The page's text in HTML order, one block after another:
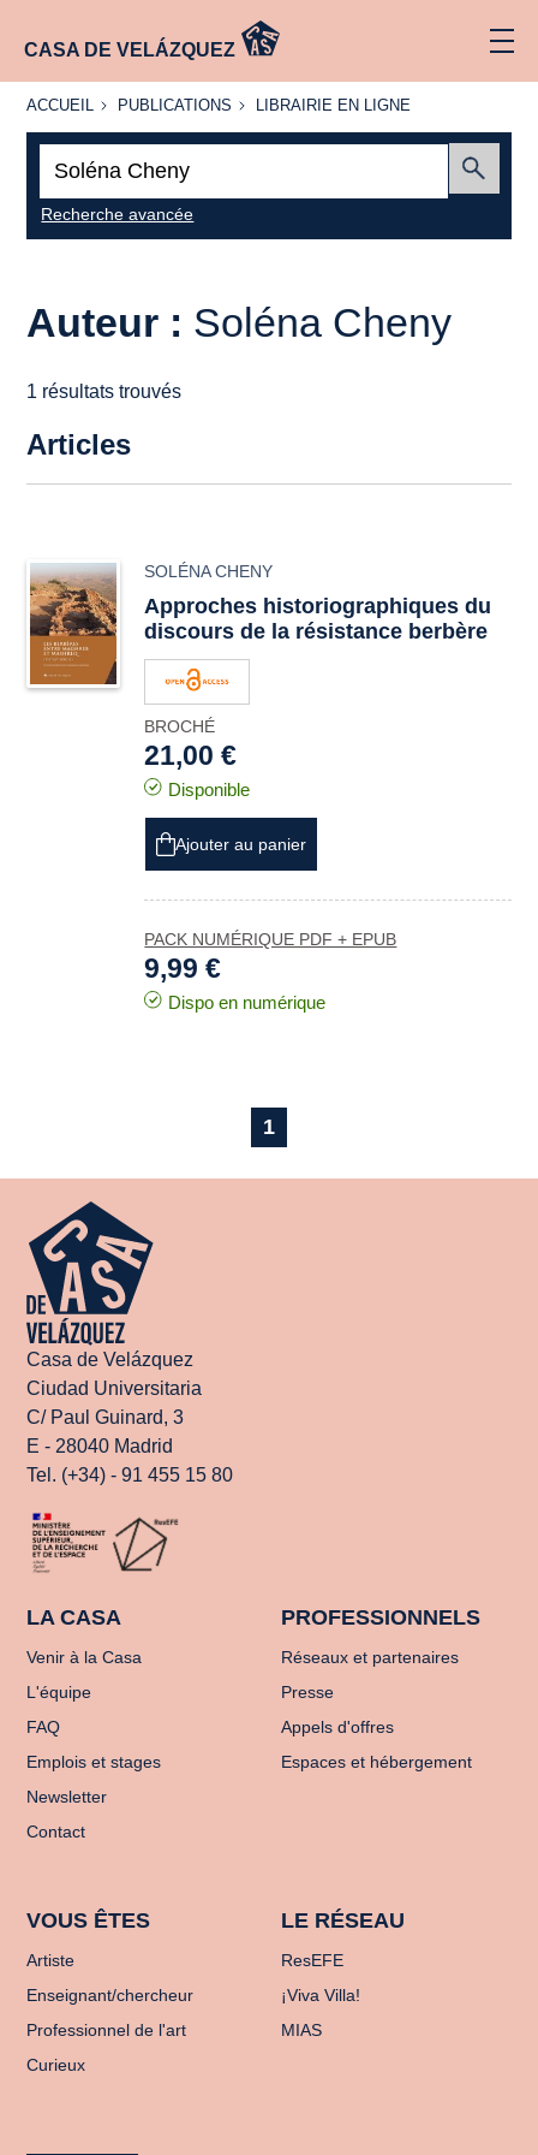
CASA DE VELÁZQUEZ
ACCUEIL
ACCUEIL PUBLICATIONS
PUBLICATIONS
LIBRAIRIE
LIBRAIRIE EN LIGNE
Recherche avancée
Auteur : Soléna Cheny
1 résultats trouvés
Articles
SOLÉNA CHENY
Approches historiographiques du
discours de la résistance berbère
BROCHÉ
21,00 €
Disponible
Ajouter au panier
PACK NUMÉRIQUE PDF + EPUB
9,99 €
Dispo en numérique
1
Casa de Velázquez
Ciudad Universitaria
C/ Paul Guinard, 3
E - 28040 Madrid
Tel. (+34) - 91 455 15 80
LA CASA
Venir à la Casa
L'équipe
FAQ
Emplois et stages
Newsletter
Contact
PROFESSIONNELS
Réseaux et partenaires
Presse
Appels d'offres
Espaces et hébergement
VOUS ÊTES
Artiste
Enseignant/chercheur
Professionnel de l'art
Curieux
LE RÉSEAU
ResEFE
¡Viva Villa!
MIAS